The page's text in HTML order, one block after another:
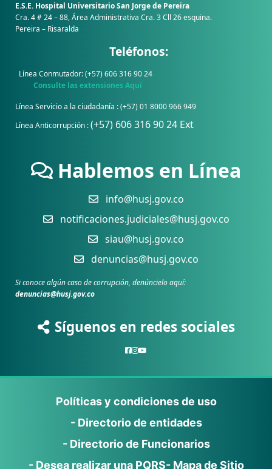
E.S.E. Hospital Universitario San Jorge de Pereira
Cra. 4 # 24 – 88, Área Administrativa Cra. 3 Cll 26 esquina.
Pereira – Risaralda
Teléfonos:
Línea Conmutador: (+57) 606 316 90 24
Consulte las extensiones Aquí
Línea Servicio a la ciudadanía : (+57) 01 8000 966 949
Línea Anticorrupción :(+57) 606 316 90 24 Ext
Hablemos en Línea
info@husj.gov.co
notificaciones.judiciales@husj.gov.co
siau@husj.gov.co
denuncias@husj.gov.co
Si conoce algún caso de corrupción, denúncielo aquí:
denuncias@husj.gov.co
Síguenos en redes sociales
Políticas y condiciones de uso
- Directorio de entidades
- Directorio de Funcionarios
- Desea realizar una PQRS- Mapa de Sitio